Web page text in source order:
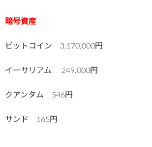
暗号資産
ビットコイン 3,170,000円
イーサリアム 249,000円
クアンタム 546円
サンド 165円